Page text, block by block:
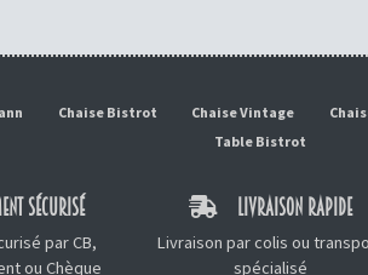
Chaise Bistrot Chaise Vintage
Table Bistrot
SÉCURISÉ
par CB,
ou Chèque
LIVRAISON RAPIDE
Livraison par colis ou
spécialisé